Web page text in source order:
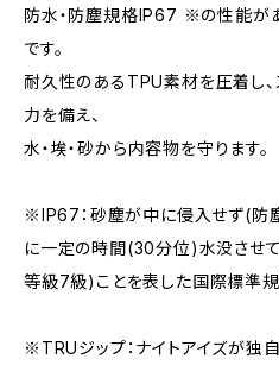
防水・防塵規格IP67 ※の性能が
です。
耐久性のあるTPU素材を圧着し
力を備え、
水・埃・砂から内容物を守ります。
※IP67：砂塵が中に侵入せず(防
に一定の時間(30分位)水没させ
等級7級)ことを表した国際標準規
※TRUジップ：ナイトアイズが独